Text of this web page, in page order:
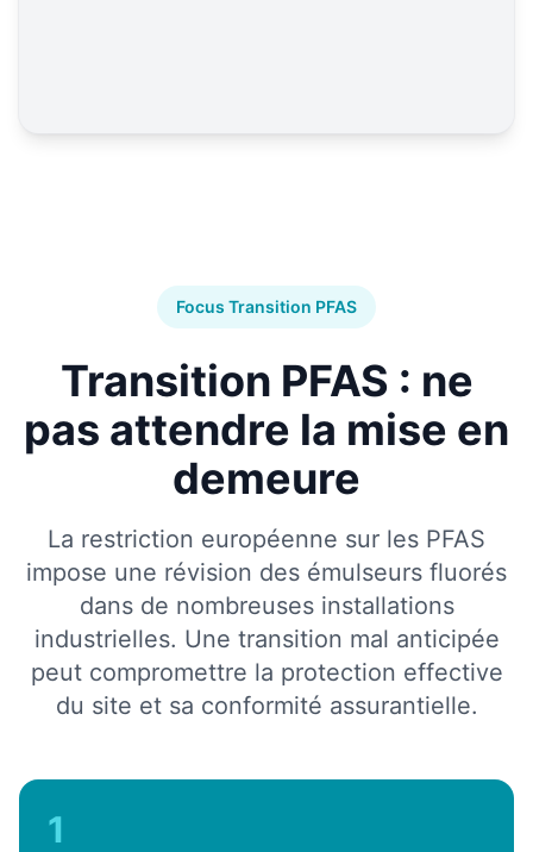
Focus Transition PFAS
Transition PFAS : ne
pas attendre la mise en
demeure
La restriction européenne sur les PFAS
impose une révision des émulseurs fluorés
dans de nombreuses installations
industrielles. Une transition mal anticipée
peut compromettre la protection effective
du site et sa conformité assurantielle.
1